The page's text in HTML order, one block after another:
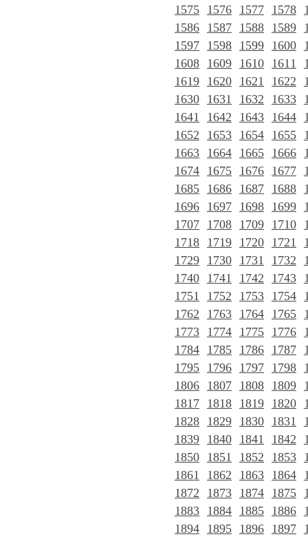
1575 1576 1577 1578
1586 1587 1588 1589
1597 1598 1599 1600
1608 1609 1610 1611
1619 1620 1621 1622
1630 1631 1632 1633
1641
1642 1643 1644
1652
1653 1654 1655
1663 1664 1665 1666
1674 1675 1676 1677
1685 1686 1687 1688
1696 1697 1698 1699
1707 1708 1709 1710
1718 1719 1720 1721
1729 1730 1731 1732
1740 1741 1742 1743
1751
1752 1753 1754
1762
1763 1764 1765
1773 1774 1775 1776
1784 1785 1786 1787
1795 1796 1797 1798
1806 1807 1808 1809
1817 1818 1819 1820
1828 1829 1830 1831
1839 1840 1841 1842
1850 1851 1852 1853
1861
1862 1863 1864
1872
1873 1874 1875
1883 1884 1885 1886
1894 1895 1896 1897